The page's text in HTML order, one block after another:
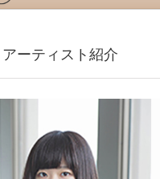
アーティスト紹介